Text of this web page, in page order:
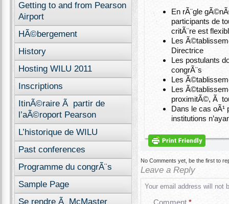
En rÃ¨gle
participants de
critÃ¨re est
Les
Directrice
Les postulants
congrÃ¨s
Les
Les
proximitÃ©, Ã
Dans le cas
institutions
No Comments yet, be the first to
Leave a Reply
Your email address will not
Comment*
Getting to and from Pearson
Airport
HÃ©bergement
History
Hosting WILU 2011
Inscriptions
ItinÃ©raire Ã partir de
l’aÃ©roport Pearson
L’historique de WILU
Past conferences
Programme du congrÃ¨s
Sample Page
Se rendre Ã McMaster